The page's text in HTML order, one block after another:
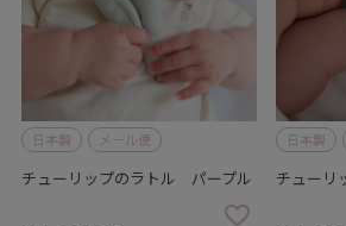
日本製 メール便
チューリップのラトル パープル
日本製
チュー